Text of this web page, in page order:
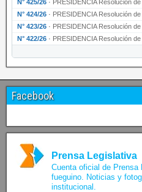
N° 425/26 · PRESIDENCIA Resolución de Presidencia
N° 424/26 · PRESIDENCIA Resolución de
N° 423/26 · PRESIDENCIA Resolución de
N° 422/26 · PRESIDENCIA Resolución de
Facebook
Prensa Legislativa
Cuenta oficial de Prensa
fueguino. Noticias y
institucional.